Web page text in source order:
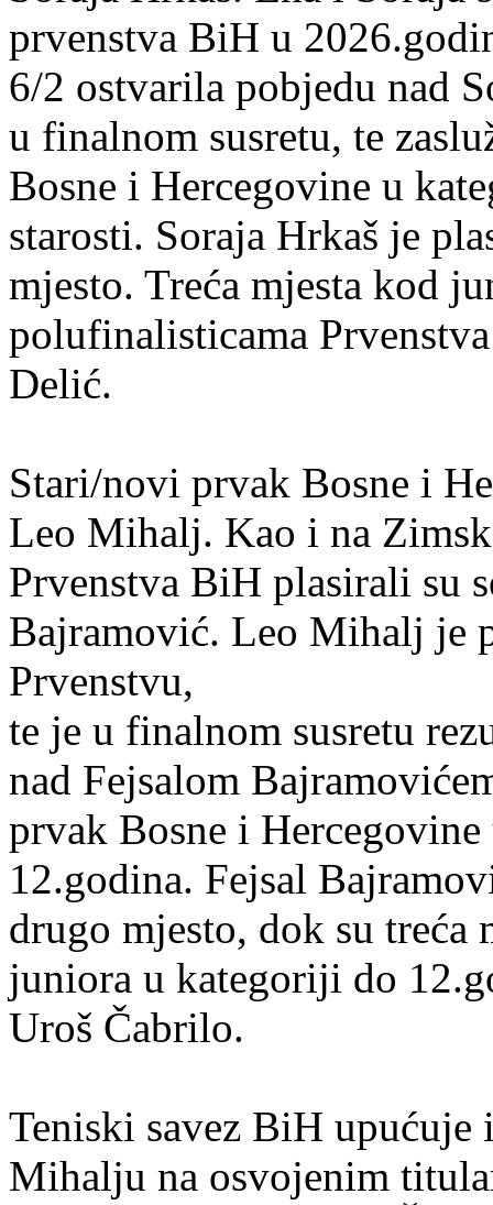
prvenstva BiH u
6/2 ostvarila pobjedu nad
u finalnom susretu, te
Bosne i Hercegovine u
starosti. Soraja Hrkaš je
mjesto. Treća mjesta kod
polufinalisticama
Delić.
Stari/novi prvak Bosne i
Leo Mihalj. Kao i na
Prvenstva BiH plasirali su
Bajramović. Leo Mihalj je
Prvenstvu,
te je u finalnom susretu
nad Fejsalom
prvak Bosne i
12.godina. Fejsal
drugo mjesto, dok su treća
juniora u kategoriji do
Uroš Čabrilo.
Teniski savez BiH upućuje
Mihalju na osvojenim